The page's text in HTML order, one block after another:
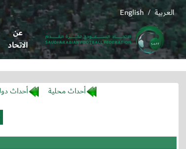
English / العربية
عن
الاتحاد
أحداث محلية أحداث